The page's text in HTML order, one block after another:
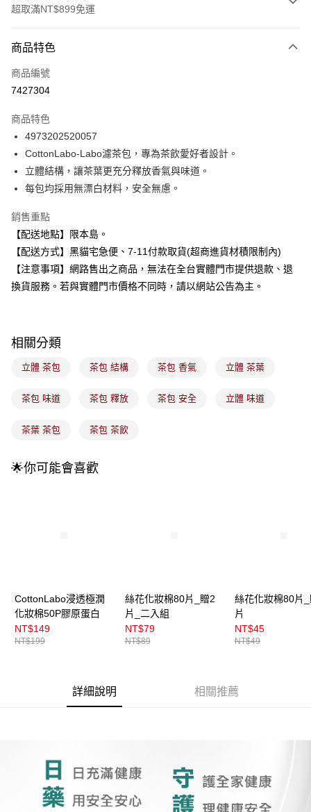
超取滿NT$899免運
信用卡一次付款
超商取貨付款
Apple Pay
街口支付
悠遊付
Google Pay
全盈+PAY
【大哥付你分期使用說明】
成交易。
4.訂單成立30分鐘內，如未前往確認交易或遇審核未通過，訂單將自動取
法說明評估內容。
醒簡訊。
運送方式
全家取貨付款
付款後全家取貨
每筆NT$100，滿NT$899(含以上)免運費
每筆NT$100，滿NT$899(含以上)免運費
每筆NT$300，滿NT$3,000(含以上)免運費
付款後門市自取
每筆NT$100，滿NT$399(含以上)免運費
商品特色
商品編號
7427304
商品特色
4973202520057
CottonLabo-Labo濾茶包，專為茶飲愛好者設計。
立體結構，讓茶葉更充分釋放香氣與味道。
每包均採用無漂白材料，安全無慮。
銷售重點
【配送地點】限本島。
【配送方式】黑貓宅急便、7-11付款取貨(超商進貨材積限制內)
【注意事項】網路售出之商品，無法在全台實體門市提供退款、退
換貨服務。若與實體門市價格不同時，請以網站公告為主。
相關分類
立體 茶包 茶包 結構 茶包 香氣 立體 茶葉
茶包 味道 茶包 釋放 茶包 安全 立體 味道
茶葉 茶包 茶包 茶飲
🌟你可能會喜歡
CottonLabo浸透極潤
化妝棉50P膠原蛋白
NT$149
NT$199
絲花化妝棉80片_贈2
片_二入組
NT$79
NT$89
絲花化妝棉80片
片
NT$45
NT$49
詳細說明 相關推薦